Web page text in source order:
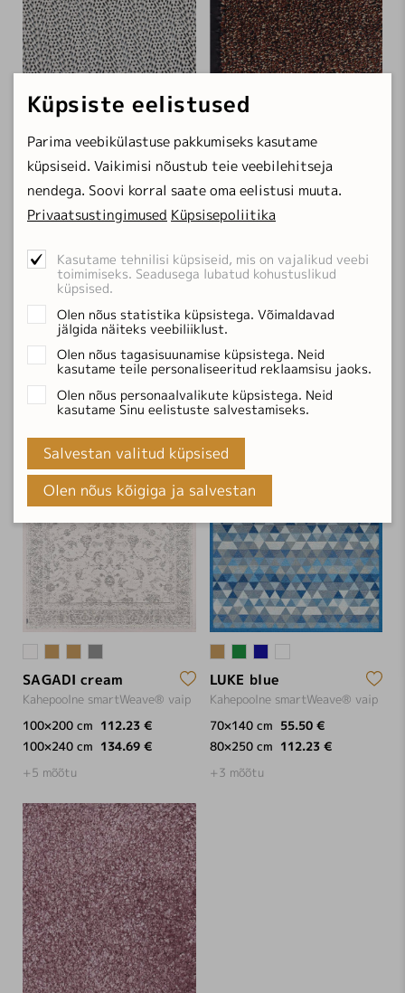
METRO carpet-stop
Vaiba alusvõrk
60×120 cm
7.51 €
120×180 cm 20.30 €
+1 mõõtu
BALI beige
floorProtect uksematt
60×80 cm
35.79 €
80×120 cm
SAGADI cream
Kahepoolne smartWeave® vaip
100×200 cm 112.23 €
100×240 cm 134.69 €
+5 mõõtu
LUKE blue
Kahepoolne smartWeave® vaip
70×140 cm 55.50 €
80×250 cm 112.23 €
+3 mõõtu
Küpsiste eelistused
Parima veebikülastuse pakkumiseks kasutame
küpsiseid. Vaikimisi nõustub teie veebilehitseja
nendega. Soovi korral saate oma eelistusi muuta.
Privaatsustingimused Küpsisepoliitika
Kasutame tehnilisi küpsiseid, mis on vajalikud veebi
toimimiseks. Seadusega lubatud kohustuslikud
küpsised.
Olen nõus statistika küpsistega. Võimaldavad
jälgida näiteks veebiliiklust.
Olen nõus tagasisuunamise küpsistega. Neid
kasutame teile personaliseeritud reklaamsisu jaoks.
Olen nõus personaalvalikute küpsistega. Neid
kasutame Sinu eelistuste salvestamiseks.
Salvestan valitud küpsised
Olen nõus kõigiga ja salvestan